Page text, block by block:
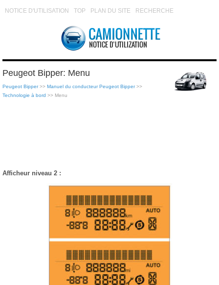
NOTICE D'UTILISATION TOP PLAN DU SITE RECHERCHE
Peugeot Bipper: Menu
Peugeot Bipper>> Manuel du conducteur Peugeot Bipper>>
Technologie à bord >> Menu
Afficheur niveau 2 :